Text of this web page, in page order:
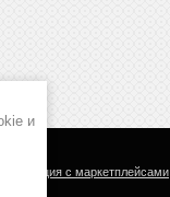
и
Интеграция с маркетплейсами